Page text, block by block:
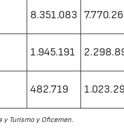
8.351.083
1.945.191
482.719
Turismo y Oficemen.